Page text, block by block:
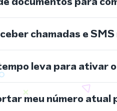
chamadas e
leva para ativar
meu número atual